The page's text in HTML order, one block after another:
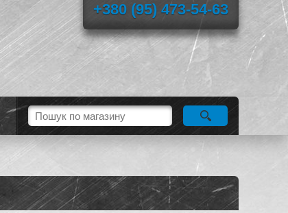
+380 (95) 473-54-63